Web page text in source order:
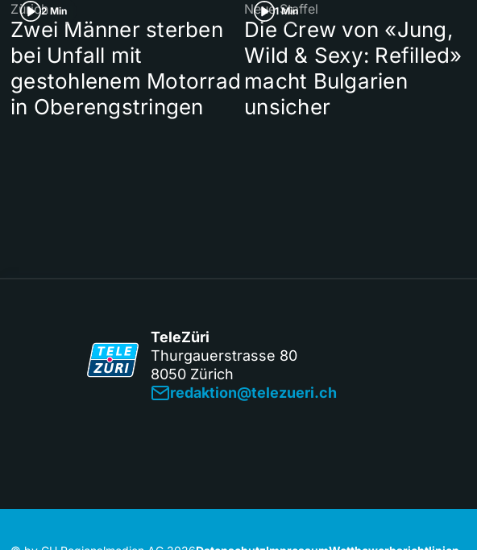
2 Min
Zürich
Zwei Männer sterben
bei Unfall mit
gestohlenem Motorrad
in Oberengstringen
1 Min
Neue Staffel
Die Crew von «Jung,
Wild & Sexy: Refilled»
macht Bulgarien
unsicher
TeleZüri
Thurgauerstrasse 80
8050 Zürich
redaktion@telezueri.ch